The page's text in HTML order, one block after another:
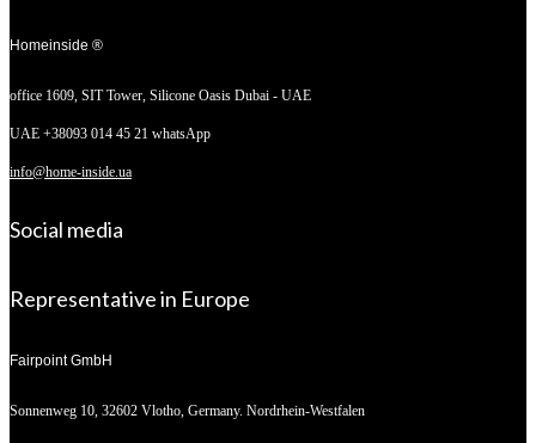
Homeinside ®
office 1609, SIT Tower, Silicone Oasis Dubai - UAE
UAE +38093 014 45 21 whatsApp
info@home-inside.ua
Social media
Representative in Europe
Fairpoint GmbH
Sonnenweg 10, 32602 Vlotho, Germany. Nordrhein-Westfalen